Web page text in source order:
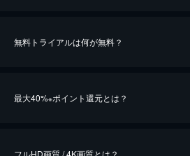
無料トライアルは何が無料？
最大40%※ポイント還元とは？
フルHD画質 / 4K画質とは？